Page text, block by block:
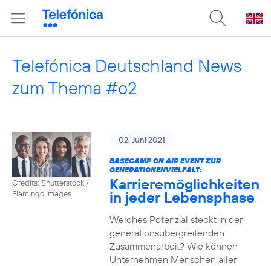
Telefónica Deutschland News
zum Thema #o2
Credits: Shutterstock /
Flamingo Images
02. Juni 2021
BASECAMP ON AIR EVENT ZUR
GENERATIONENVIELFALT:
Karrieremöglichkeiten
in jeder Lebensphase
Welches Potenzial steckt in der
generationsübergreifenden
Zusammenarbeit? Wie können
Unternehmen Menschen aller